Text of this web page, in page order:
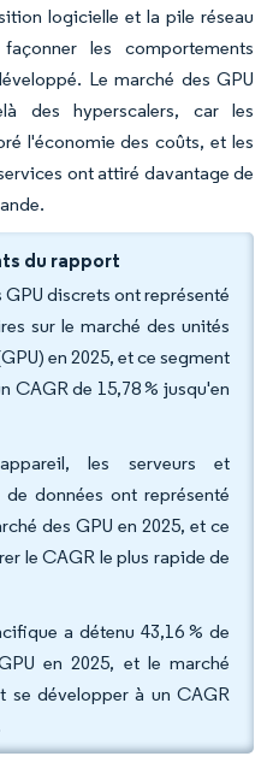
logicielle et la pile réseau
les comportements
Le marché des GPU
des hyperscalers, car les
l'économie des coûts, et les
ont attiré davantage de
du rapport
discrets ont représenté
sur le marché des unités
en 2025, et ce segment
CAGR de 15,78 % jusqu'en
les serveurs et
données ont représenté
des GPU en 2025, et ce
le CAGR le plus rapide de
a détenu 43,16 % de
en 2025, et le marché
se développer à un CAGR